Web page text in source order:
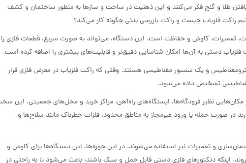
طلا و گنج فکر می‌کنند و این ذهنیت در ساخت و سازها به منظور ساختمان و کشف
راکت فلزیاب چیست و راکت بازرسی بدنی چگونه کار می‌کند؟
تعمیرات، کاوش و حفاظت است. این دستگاه، می‌تواند به صورت سریع، قطعات فلزی را
دستی به آن‌ها امکان شناسایی دقیق‌تر و قابلیت‌های بیشتری را اضافه کرده است.
و یک سنسور مغناطیسی هستند. وقتی که راکت فلزیاب در معرض فلزی قرار
تشخیص داده می‌شود.
مکان‌هایی نظیر فرودگاه‌ها، ایستگاه‌های راه‌آهن، مراکز خرید و محل‌های جمعیتی. این
در صورت حمله یا ورود غیرمجاز به مناطق محدود، فلزات خطرناک مانند سلاح‌ها و
و تعمیرات نیز استفاده می‌شوند. در این حوزه‌ها، این دستگاه‌ها برای کاوش و
اینکه دتکتورهای فلزی دستی قابل حمل و سبک باشند، باعث می‌شود تا به راحتی در